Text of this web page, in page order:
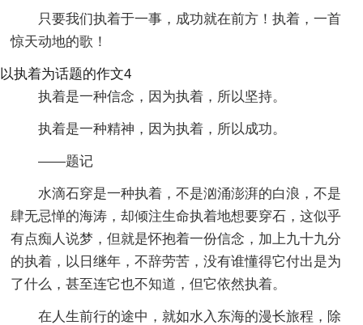
只要我们执着于一事，成功就在前方！执着，一首
惊天动地的歌！
以执着为话题的作文4
执着是一种信念，因为执着，所以坚持。
执着是一种精神，因为执着，所以成功。
——题记
水滴石穿是一种执着，不是汹涌澎湃的白浪，不是
肆无忌惮的海涛，却倾注生命执着地想要穿石，这似乎
有点痴人说梦，但就是怀抱着一份信念，加上九十九分
的执着，以日继年，不辞劳苦，没有谁懂得它付出是为
了什么，甚至连它也不知道，但它依然执着。
在人生前行的途中，就如水入东海的漫长旅程，除